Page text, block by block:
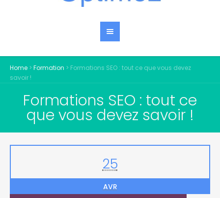
Home > Formation > Formations SEO : tout ce que vous devez
savoir !
Formations SEO : tout ce
que vous devez savoir !
25
AVR